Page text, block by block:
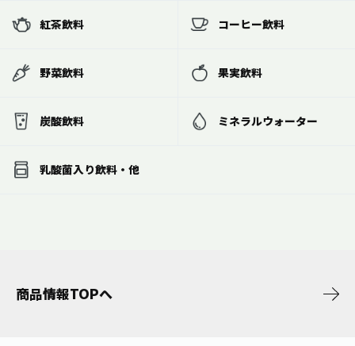
紅茶飲料 コーヒー飲料
野菜飲料 果実飲料
炭酸飲料 ミネラルウォーター
乳酸菌入り飲料・他
商品情報TOPへ